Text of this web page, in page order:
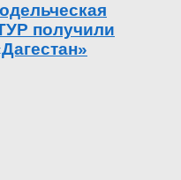
получили